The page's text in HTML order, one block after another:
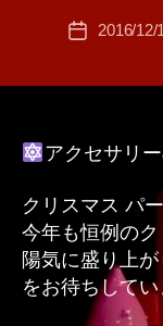
投
2016/12/
アクセサリ
クリスマス パ
今年も恒例の
陽気に盛り上
をお待ちしてい